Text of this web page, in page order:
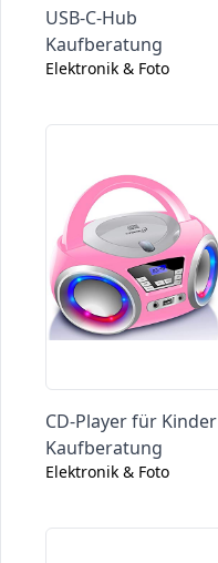
USB-C-Hub
Kaufberatung
Elektronik & Foto
CD-Player für Kinder
Kaufberatung
Elektronik & Foto